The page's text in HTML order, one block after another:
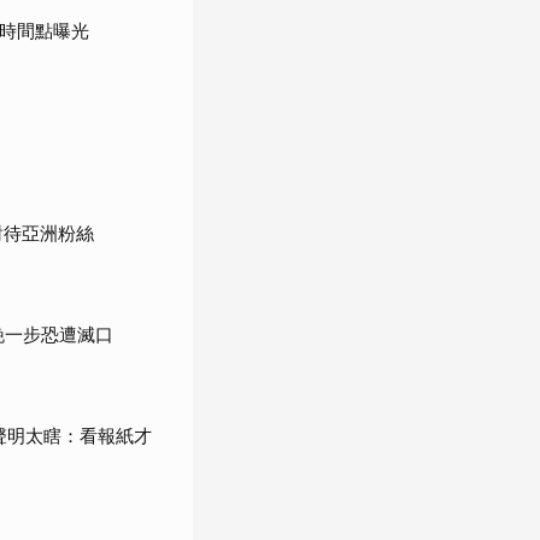
間點曝光
亞洲粉絲
步恐遭滅口
明太瞎：看報紙才